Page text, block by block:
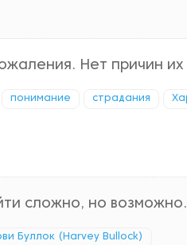
Нет причин
понимание страдания
сложно, но возможно.
Буллок (Harvey Bullock)